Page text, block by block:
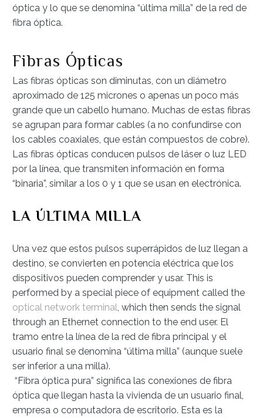
óptica y lo que se denomina “última milla” de la red de
fibra óptica.
Fibras Ópticas
Las fibras ópticas son diminutas, con un diámetro
aproximado de 125 micrones o apenas un poco más
grande que un cabello humano. Muchas de estas fibras
se agrupan para formar cables (a no confundirse con
los cables coaxiales, que están compuestos de cobre).
Las fibras ópticas conducen pulsos de láser o luz LED
por la línea, que transmiten información en forma
“binaria”, similar a los 0 y 1 que se usan en electrónica.
LA ÚLTIMA MILLA
Una vez que estos pulsos superrápidos de luz llegan a
destino, se convierten en potencia eléctrica que los
dispositivos pueden comprender y usar. This is
performed by a special piece of equipment called the
optical network terminal, which then sends the signal
through an Ethernet connection to the end user. El
tramo entre la línea de la red de fibra principal y el
usuario final se denomina “última milla” (aunque suele
ser inferior a una milla).
“Fibra óptica pura” significa las conexiones de fibra
óptica que llegan hasta la vivienda de un usuario final,
empresa o computadora de escritorio. Esta es la